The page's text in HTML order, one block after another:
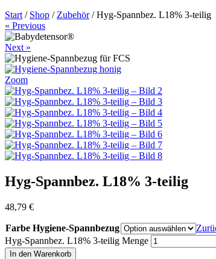
Start / Shop / Zubehör/ Hyg-Spannbez. L18% 3-teilig
« Previous
Next »
Zoom
Hyg-Spannbez. L18% 3-teilig
48,79 €
Farbe Hygiene-Spannbezug
Hyg-Spannbez. L18% 3-teilig Menge
In den Warenkorb